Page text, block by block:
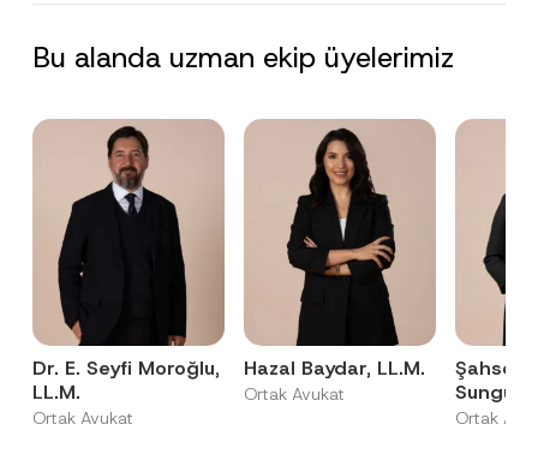
Bu alanda uzman ekip üyelerimiz
Dr. E. Seyfi Moroğlu,
LL.M.
Ortak Avukat
Hazal Baydar, LL.M.
Ortak Avukat
Sungur,
Ortak